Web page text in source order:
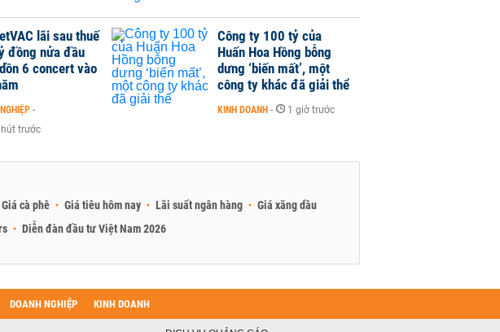
lãi sau thuế
đồng nửa đầu
6 concert vào
-
trước
Công ty 100 tỷ của
Huấn Hoa Hồng bỗng
dưng ‘biến mất’, một
công ty khác đã giải thể
KINH DOANH - 1 giờ trước
Giá cà phê Giá tiêu hôm nay Lãi suất ngân hàng
Giá xăng dầu
Diễn đàn đầu tư Việt Nam 2026
DOANH NGHIỆP KINH DOANH